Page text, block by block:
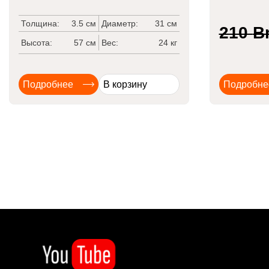
Толщина: 3.5 см Диаметр:
31 см
Высота:
57 см Вес: 24 кг
Подробнее В корзину
210